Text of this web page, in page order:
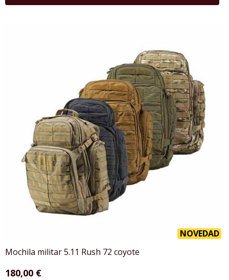
NOVEDAD
Mochila militar 5.11 Rush 72 coyote
180,00 €